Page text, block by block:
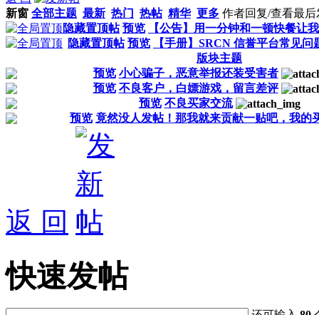
新窗 全部主题 最新 热门 热帖 精华 更多 作者回复/查看最后
隐藏置顶帖 预览
【公告】用一分钟和一顿快餐让
隐藏置顶帖 预览
【手册】SRCN 信誉平台常见问
版块主题
预览 小心骗子，恶意举报还装受害者
预览 不良客户，白嫖游戏，留言差评
预览 不良买家交流
预览 竟然没人发帖！那我就来贡献一贴吧，我的
返 回
快速发帖